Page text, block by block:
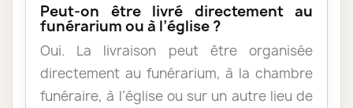
Peut-on être livré directement au
funérarium ou à l’église ?
Oui. La livraison peut être organisée
directement au funérarium, à la chambre
funéraire, à l’église ou sur un autre lieu de